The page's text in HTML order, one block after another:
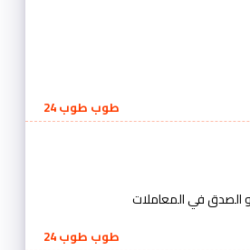
طوب طوب 24
الصدق في المعاملات
طوب طوب 24